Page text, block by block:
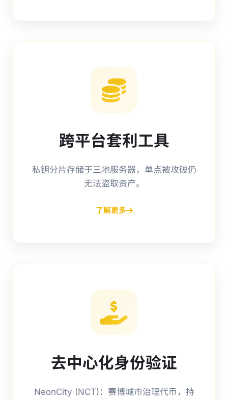
跨平台套利工具
私钥分片存储于三地服务器，单点被攻破仍
无法盗取资产。
了解更多
去中心化身份验证
NeonCity (NCT)：赛博城市治理代币，持